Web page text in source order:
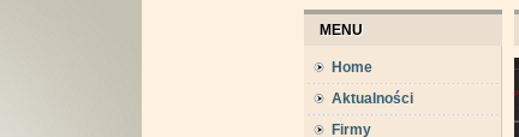
MENU
Home
Aktualności
Firmy